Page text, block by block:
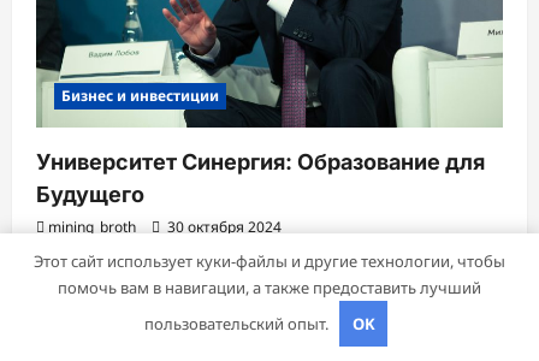
Бизнес и инвестиции
Университет Синергия: Образование для
Будущего
mining_broth 30 октября 2024
Этот сайт использует куки-файлы и другие технологии, чтобы
помочь вам в навигации, а также предоставить лучший
пользовательский опыт.
OK